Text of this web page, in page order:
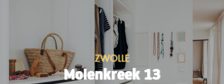
Molenkreek 13
ZWOLLE